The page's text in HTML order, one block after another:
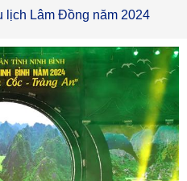
lịch Lâm Đồng năm 2024